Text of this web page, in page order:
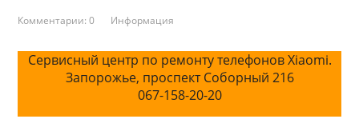
Комментарии: 0 Информация
Сервисный центр по ремонту телефонов Xiaomi.
Запорожье, проспект Соборный 216
067-158-20-20